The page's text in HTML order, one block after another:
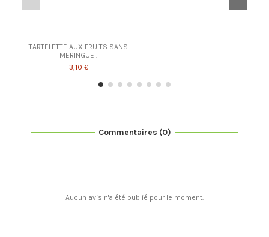
TARTELETTE AUX FRUITS SANS
MERINGUE .
3,10 €
Commentaires (0)
Aucun avis n'a été publié pour le moment.